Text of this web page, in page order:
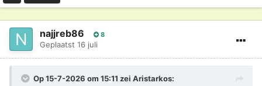
najjreb86 8
Geplaatst 16 juli
Op 15-7-2026 om 15:11 zei Aristarkos: